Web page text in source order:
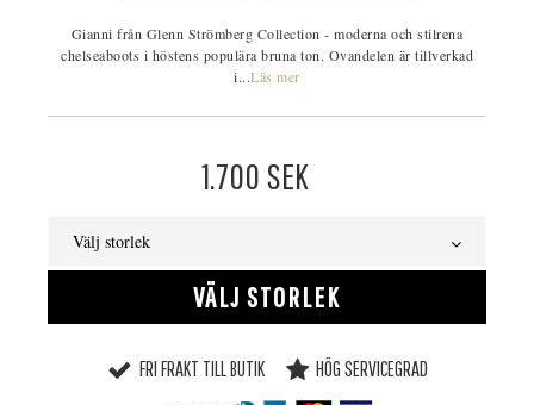
Gianni från Glenn Strömberg Collection - moderna och stilrena
chelseaboots i höstens populära bruna ton. Ovandelen är tillverkad
i...Läs mer
1.700 SEK
Välj storlek
VÄLJ STORLEK
FRI FRAKT TILL BUTIK HÖG SERVICEGRAD